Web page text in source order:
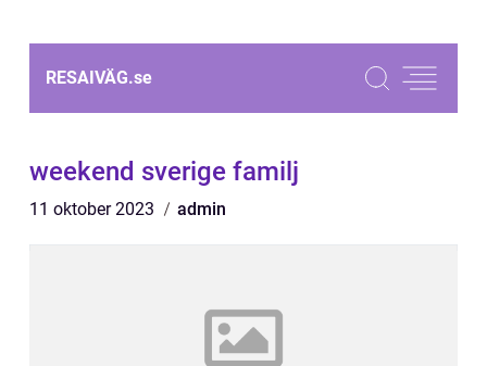
RESAIVÄG.se
weekend sverige familj
11 oktober 2023 admin